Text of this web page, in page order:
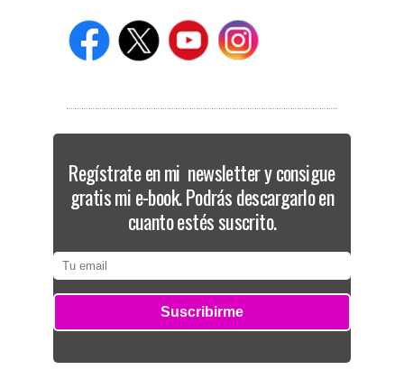
Regístrate en mi newsletter y consigue
gratis mi e-book. Podrás descargarlo en
cuanto estés suscrito.